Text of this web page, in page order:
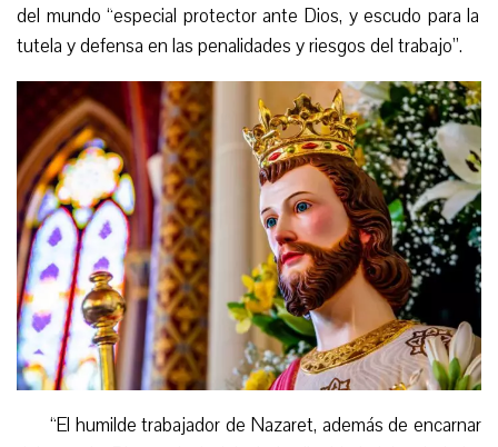
del mundo “especial protector ante Dios, y escudo para la
tutela y defensa en las penalidades y riesgos del trabajo”.
“El humildetrabajador de Nazaret, además de encarnar